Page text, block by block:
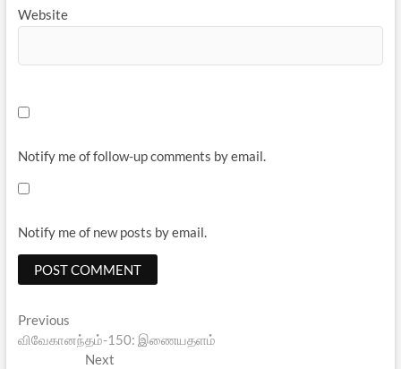
Website
Notify me of follow-up comments by email.
Notify me of new posts by email.
Post
navigation
PreviousPrevious
post:
விவேகானந்தம்-150: இணையதளம்
Next